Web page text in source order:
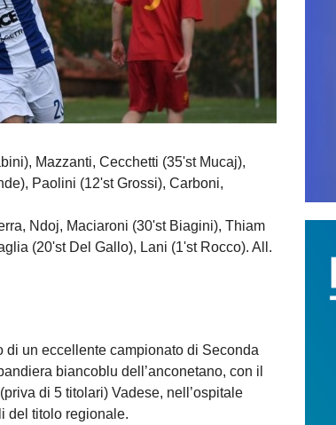
Mazzanti, Cecchetti (35'st Mucaj),
Paolini (12'st Grossi), Carboni,
Ndoj, Maciaroni (30'st Biagini), Thiam
(20'st Del Gallo), Lani (1'st Rocco). All.
di un eccellente campionato di Seconda
biancoblu dell’anconetano, con il
di 5 titolari) Vadese, nell’ospitale
del titolo regionale.